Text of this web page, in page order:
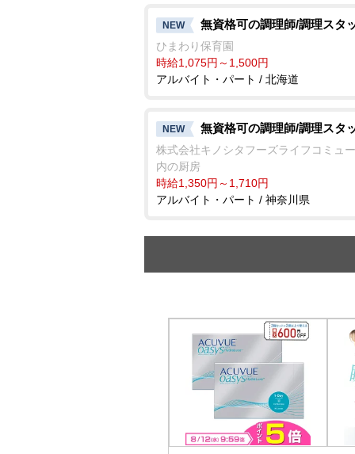
NEW 無資格可の調理師/調理スタ
ひまわり保育園
時給1,075円～1,500円
アルバイト・パート / 北海道
NEW 無資格可の調理師/調理スタ
株式会社キノシタフーズライフコミュ
内の厨房
時給1,350円～1,710円
アルバイト・パート / 神奈川県